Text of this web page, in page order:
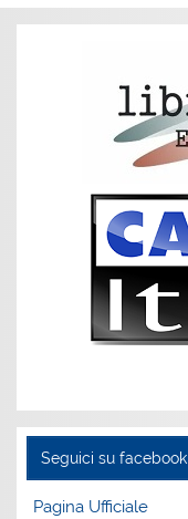
Seguici su facebook
Pagina Ufficiale